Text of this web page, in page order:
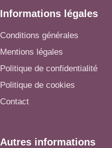
Informations légales
Conditions générales
Mentions légales
Politique de confidentialité
Politique de cookies
Contact
Autres informations